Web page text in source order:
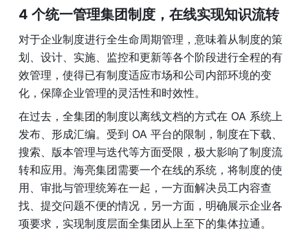
4 个统一管理集团制度，在线实现知识流转
对于企业制度进行全生命周期管理，意味着从制度的策
划、设计、实施、监控和更新等各个阶段进行全程的有
效管理，使得已有制度适应市场和公司内部环境的变
化，保障企业管理的灵活性和时效性。
在过去，全集团的制度以离线文档的方式在 OA 系统上
发布、形成汇编。受到 OA 平台的限制，制度在下载、
搜索、版本管理与迭代等方面受限，极大影响了制度流
转和应用。海亮集团需要一个在线的系统，将制度的使
用、审批与管理统筹在一起，一方面解决员工内容查
找、提交问题不便的情况，另一方面，明确展示企业各
项要求，实现制度层面全集团从上至下的集体拉通。